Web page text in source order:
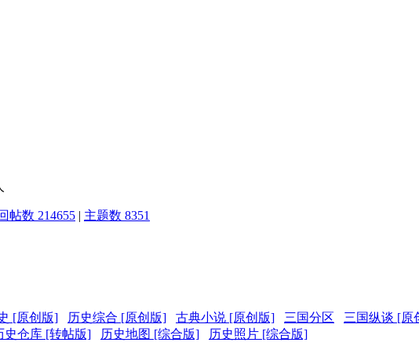
帖数 214655 | 主题数 8351
[原创版] 历史综合 [原创版] 古典小说 [原创版] 三国分区 三国纵谈 [原
史仓库 [转帖版] 历史地图 [综合版] 历史照片 [综合版]